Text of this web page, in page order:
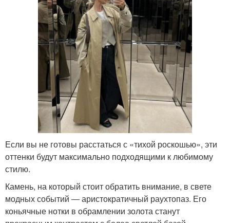
Если вы не готовы расстаться с «тихой роскошью», эти
оттенки будут максимально подходящими к любимому
стилю.
Камень, на который стоит обратить внимание, в свете
модных событий ― аристократичный раухтопаз. Его
коньячные нотки в обрамлении золота станут